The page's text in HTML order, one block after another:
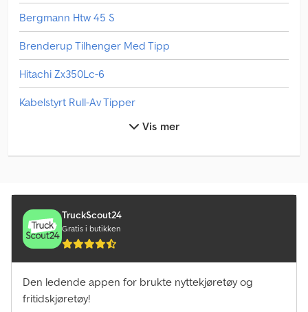
Bergmann Htw 45 S
Brenderup Tilhenger Med Tipp
Hitachi Zx350Lc-6
Kabelstyrt Rull-Av Tipper
Linde H 30
Linde L 10
Linde L 12
Linde L 16
Vis mer
TruckScout24
Gratis i butikken
Den ledende appen for brukte nyttekjøretøy og
fritidskjøretøy!